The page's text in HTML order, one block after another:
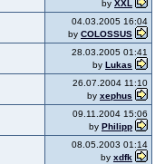
by XXL
04.03.2005 16:04
by COLOSSUS
28.03.2005 01:41
by Lukas
26.07.2004 11:10
by xephus
09.11.2004 15:06
by Philipp
08.05.2003 01:14
by xdfk